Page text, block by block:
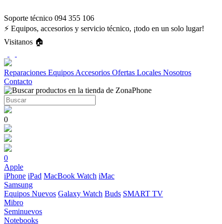
Soporte técnico 094 355 106
⚡ Equipos, accesorios y servicio técnico, ¡todo en un solo lugar!
Visitanos 🏠
Reparaciones Equipos Accesorios Ofertas Locales Nosotros
Contacto
0
0
Apple
iPhone iPad MacBook Watch iMac
Samsung
Equipos Nuevos Galaxy Watch Buds SMART TV
Mibro
Seminuevos
Notebooks